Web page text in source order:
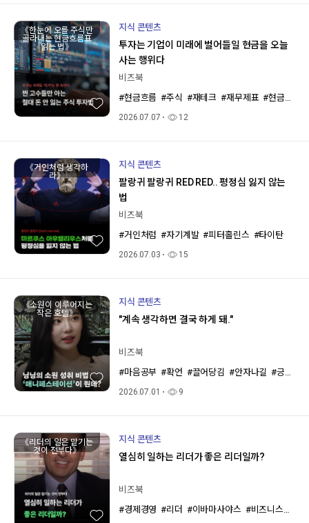
《한눈에 오를 주식만
골라내는 현금흐름표
읽는 법》
지식 콘텐츠
투자는 기업이 미래에 벌어들일 현금을 오늘
사는 행위다
비즈북
#현금흐름 #주식 #재테크 #재무제표 #현금흐름표
2026.07.07 12
《거인처럼 생각하
라》
지식 콘텐츠
팔랑귀 팔랑귀 RED RED.. 평정심 잃지 않는
법
비즈북
#거인처럼 #자기계발 #피터홀린스 #타이탄
2026.07.03 15
《소원이 이루어지는
작은 호텔》
지식 콘텐츠
"계속 생각하면 결국 하게 돼."
비즈북
#마음공부 #확언 #끌어당김 #안자나길 #긍정
2026.07.01 9
《리더의 일은 맡기는
것이 전부다》
지식 콘텐츠
열심히 일하는 리더가 좋은 리더일까?
비즈북
#경제경영 #리더 #이바마사야스 #비즈니스북스